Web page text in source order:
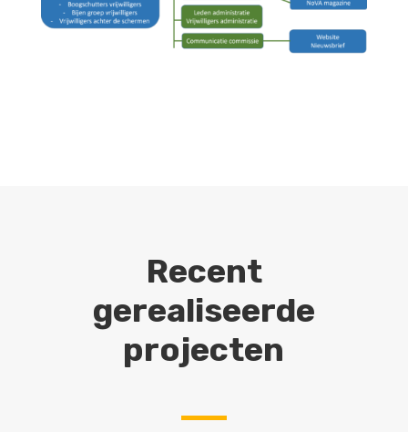
Recent
gerealiseerde
projecten